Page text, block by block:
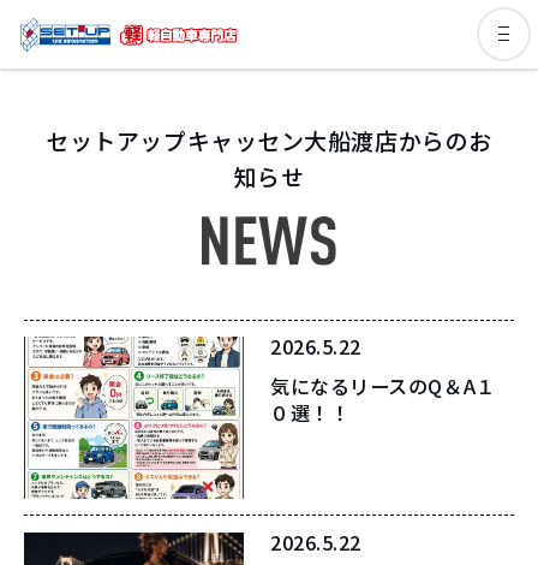
セットアップキャッセン大船渡店からのお
知らせ
2026.5.22
気になるリースのQ＆A１
０選！！
2026.5.22